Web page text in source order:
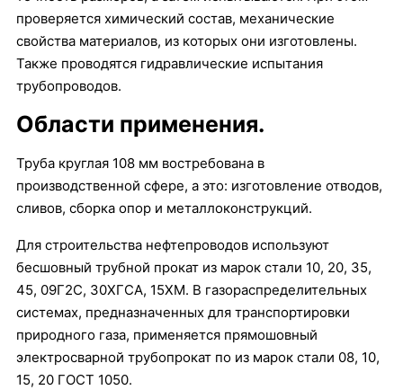
проверяется химический состав, механические
свойства материалов, из которых они изготовлены.
Также проводятся гидравлические испытания
трубопроводов.
Области применения.
Труба круглая 108 мм востребована в
производственной сфере, а это: изготовление отводов,
сливов, сборка опор и металлоконструкций.
Для строительства нефтепроводов используют
бесшовный трубной прокат из марок стали 10, 20, 35,
45, 09Г2С, 30ХГСА, 15ХМ. В газораспределительных
системах, предназначенных для транспортировки
природного газа, применяется прямошовный
электросварной трубопрокат по из марок стали 08, 10,
15, 20 ГОСТ 1050.